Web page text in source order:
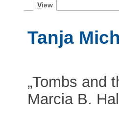
View
Tanja
„Tombs and
Marcia B.